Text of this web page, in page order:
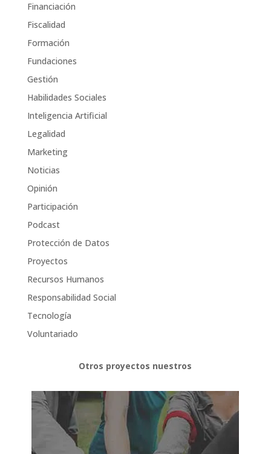
Financiación
Fiscalidad
Formación
Fundaciones
Gestión
Habilidades Sociales
Inteligencia Artificial
Legalidad
Marketing
Noticias
Opinión
Participación
Podcast
Protección de Datos
Proyectos
Recursos Humanos
Responsabilidad Social
Tecnología
Voluntariado
Otros proyectos nuestros